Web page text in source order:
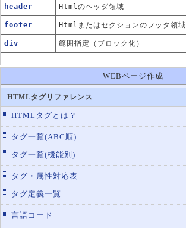
header Htmlのヘッダ領域
footer Htmlまたはセクションのフッタ領域
div 範囲指定（ブロック化）
WEBページ作成
HTMLタグリファレンス
HTMLタグとは？
タグ一覧(ABC順)
タグ一覧(機能別)
タグ・属性対応表
タグ定義一覧
言語コード